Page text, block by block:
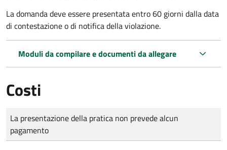
La domanda deve essere presentata entro 60 giorni dalla data
di contestazione o di notifica della violazione.
Moduli da compilare e documenti da allegare
Costi
Tipo di pagamento
Importo
La presentazione della pratica non prevede alcun
pagamento